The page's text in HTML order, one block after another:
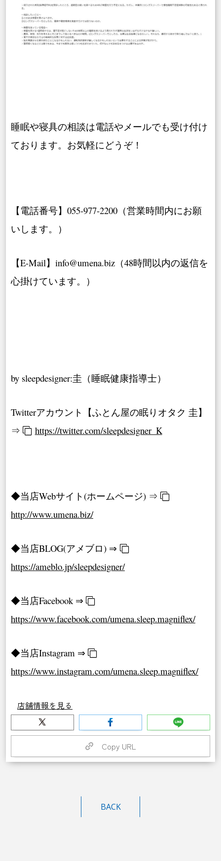
睡眠や寝具の相談は電話やメールでも受け付け
ております。お気軽にどうぞ！
【電話番号】055-977-2200（営業時間内にお願
いします。）
【E-Mail】info@umena.biz（48時間以内の返信を
心掛けています。）
by sleepdesigner:圭（睡眠健康指導士）
Twitterアカウント【ふとん屋の眠りオタク 圭】
⇒
https://twitter.com/sleepdesigner_K
◆当店Webサイト(ホームページ) ⇒
http://www.umena.biz/
◆当店BLOG(アメブロ) ⇒
https://ameblo.jp/sleepdesigner/
◆当店Facebook ⇒
https://www.facebook.com/umena.sleep.magniflex/
◆当店Instagram ⇒
https://www.instagram.com/umena.sleep.magniflex/
店舗情報を見る
Copy URL
BACK